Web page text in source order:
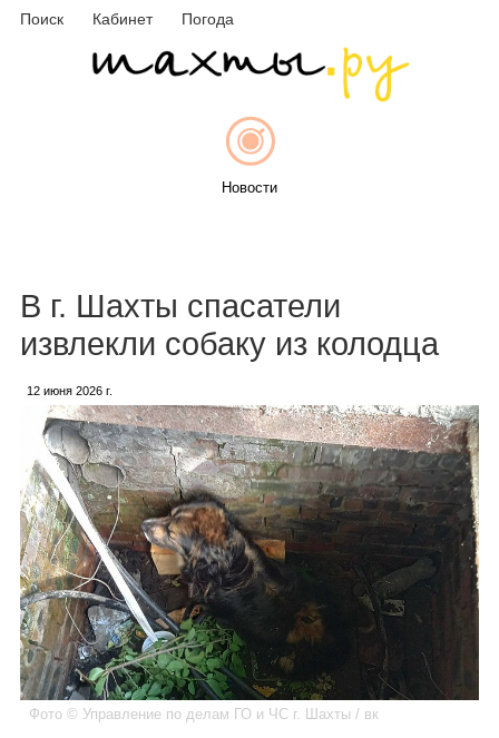
Поиск Кабинет Погода
Новости
Каталог
Инфо
Гороскоп
В г. Шахты спасатели
извлекли собаку из колодца
12 июня 2026 г.
Фото © Управление по делам ГО и ЧС г. Шахты / вк